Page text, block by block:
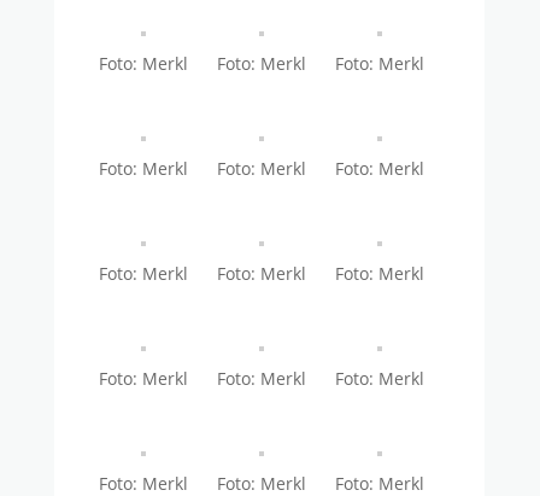
Foto: Merkl Foto: Merkl Foto: Merkl
Foto: Merkl Foto: Merkl Foto: Merkl
Foto: Merkl Foto: Merkl Foto: Merkl
Foto: Merkl Foto: Merkl Foto: Merkl
Foto: Merkl Foto: Merkl Foto: Merkl